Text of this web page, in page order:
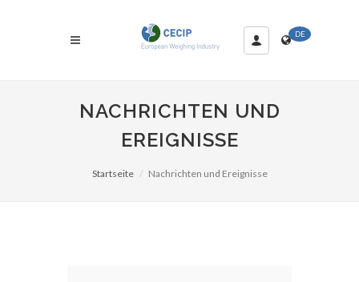
DE
NACHRICHTEN UND
EREIGNISSE
Startseite Nachrichten und Ereignisse